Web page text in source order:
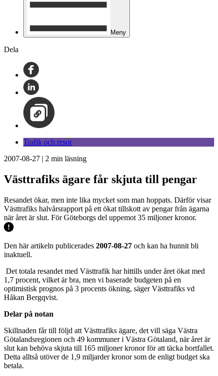
Meny
Dela
Trafik och resor
2007-08-27 | 2 min läsning
Västtrafiks ägare får skjuta till pengar
Resandet ökar, men inte lika mycket som man hoppats. Därför visar
Västtrafiks halvårsrapport på ett ökat tillskott av pengar från ägarna
när året är slut. För Göteborgs del uppemot 35 miljoner kronor.
Den här artikeln publicerades 2007-08-27 och kan ha hunnit bli
inaktuell.
­ Det totala resandet med Västtrafik har hittills under året ökat med
1,7 procent, vilket är bra, men vi baserade budgeten på en
optimistisk prognos på 3 procents ökning, säger Västtrafiks vd
Håkan Bergqvist.
Delar på notan
Skillnaden får till följd att Västtrafiks ägare, det vill säga Västra
Götalandsregionen och 49 kommuner i Västra Götaland, när året är
slut kan behöva skjuta till 165 miljoner kronor för att täcka bortfallet.
Detta alltså utöver de 1,9 miljarder kronor som de enligt budget ska
betala.